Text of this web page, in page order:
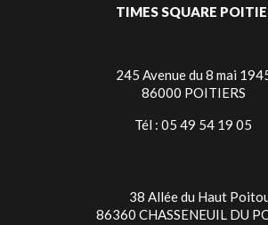
TIMES SQUARE
245 Avenue du 8 mai
86000 POITIERS
Tél : 05 49 54 19 05
38 Allée du Haut
86360 CHASSENEUIL DU